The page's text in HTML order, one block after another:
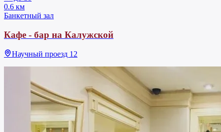
0.6 км
Банкетный зал
Кафе - бар на Калужской
Научный проезд 12